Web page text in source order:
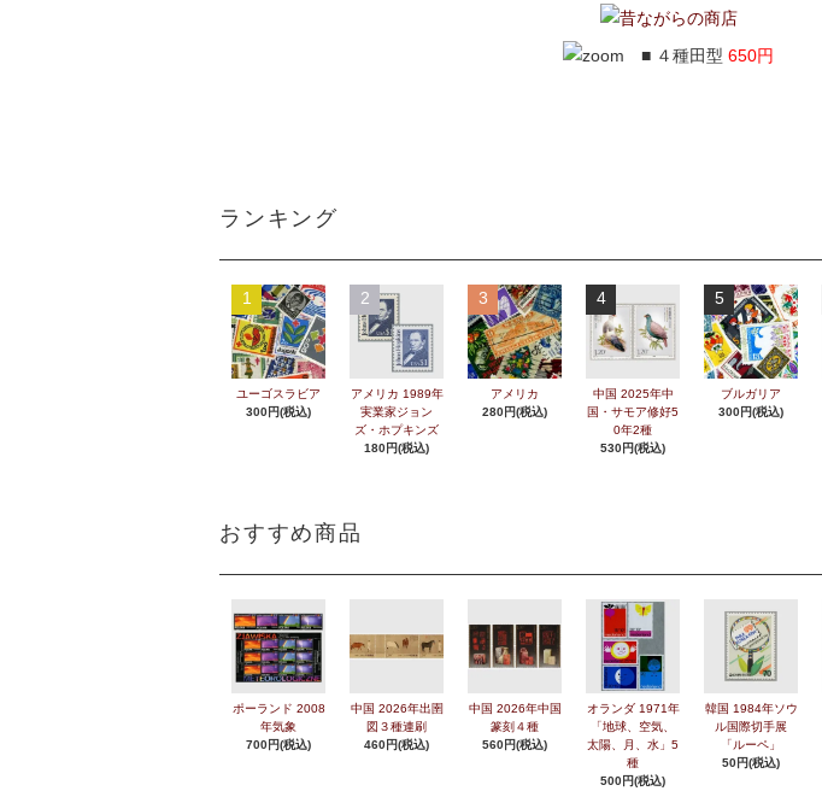
■ ４種田型 650円
ランキング
1
ユーゴスラビア
300円(税込)
2
アメリカ 1989年
実業家ジョン
ズ・ホプキンズ
180円(税込)
3
アメリカ
280円(税込)
4
中国 2025年中
国・サモア修好5
0年2種
530円(税込)
5
ブルガリア
300円(税込)
おすすめ商品
ポーランド 2008
年気象
700円(税込)
中国 2026年出圉
図３種連刷
460円(税込)
中国 2026年中国
篆刻４種
560円(税込)
オランダ 1971年
「地球、空気、
太陽、月、水」5
種
500円(税込)
韓国 1984年ソウ
ル国際切手展
「ルーペ」
50円(税込)